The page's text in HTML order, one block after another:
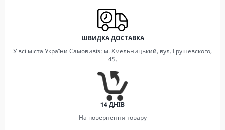
ШВИДКА ДОСТАВКА
У всі міста України Самовивіз: м. Хмельницький, вул. Грушевского,
45.
14 ДНІВ
На повернення товару